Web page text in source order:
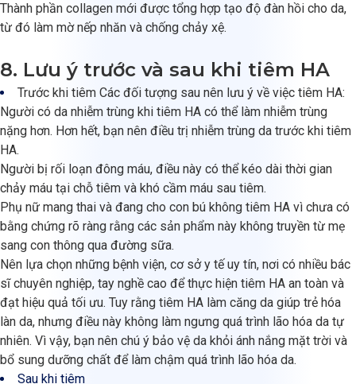
Thành phần collagen mới được tổng hợp tạo độ đàn hồi cho da,
từ đó làm mờ nếp nhăn và chống chảy xệ.
8. Lưu ý trước và sau khi tiêm HA
Trước khi tiêm Các đối tượng sau nên lưu ý về việc tiêm HA:
Người có da nhiễm trùng khi tiêm HA có thể làm nhiễm trùng
nặng hơn. Hơn hết, bạn nên điều trị nhiễm trùng da trước khi tiêm
HA.
Người bị rối loạn đông máu, điều này có thể kéo dài thời gian
chảy máu tại chỗ tiêm và khó cầm máu sau tiêm.
Phụ nữ mang thai và đang cho con bú không tiêm HA vì chưa có
bằng chứng rõ ràng rằng các sản phẩm này không truyền từ mẹ
sang con thông qua đường sữa.
Nên lựa chọn những bệnh viện, cơ sở y tế uy tín, nơi có nhiều bác
sĩ chuyên nghiệp, tay nghề cao để thực hiện tiêm HA an toàn và
đạt hiệu quả tối ưu. Tuy rằng tiêm HA làm căng da giúp trẻ hóa
làn da, nhưng điều này không làm ngưng quá trình lão hóa da tự
nhiên. Vì vậy, bạn nên chú ý bảo vệ da khỏi ánh nắng mặt trời và
bổ sung dưỡng chất để làm chậm quá trình lão hóa da.
Sau khi tiêm